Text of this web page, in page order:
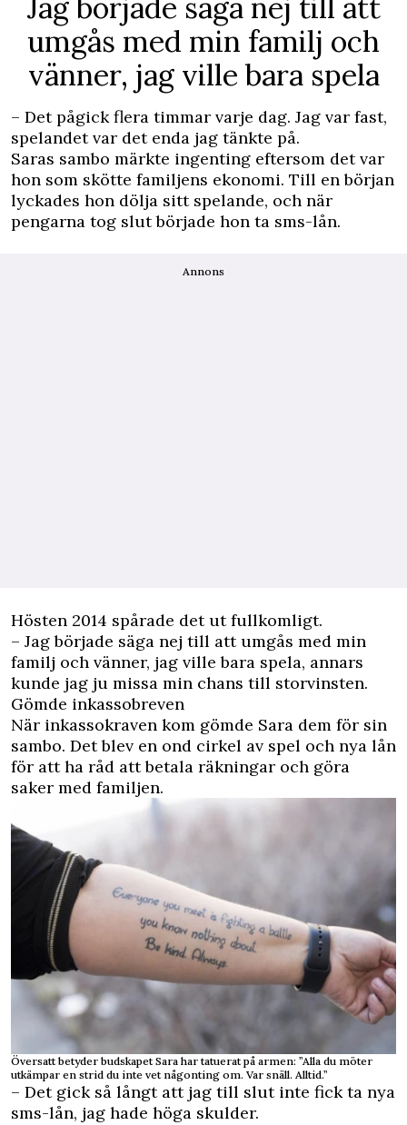
umgås med min familj och
vänner, jag ville bara spela
– Det pågick flera timmar varje dag. Jag var fast,
spelandet var det enda jag tänkte på.
Saras sambo märkte ingenting eftersom det var
hon som skötte familjens ekonomi. Till en början
lyckades hon dölja sitt spelande, och när
pengarna tog slut började hon ta sms-lån.
Annons
Hösten 2014 spårade det ut fullkomligt.
– Jag började säga nej till att umgås med min
familj och vänner, jag ville bara spela, annars
kunde jag ju missa min chans till storvinsten.
Gömde inkassobreven
När inkassokraven kom gömde Sara dem för sin
sambo. Det blev en ond cirkel av spel och nya lån
för att ha råd att betala räkningar och göra
saker med familjen.
Översatt betyder budskapet Sara har tatuerat på armen: ”Alla du möter
utkämpar en strid du inte vet någonting om. Var snäll. Alltid.”
– Det gick så långt att jag till slut inte fick ta nya
sms-lån, jag hade höga skulder.